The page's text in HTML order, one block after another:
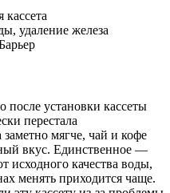
удаление железа
после установки кассеты
перестала
заметно мягче, чай и кофе
вкус. Единственное —
исходного качества воды,
менять приходится чаще.